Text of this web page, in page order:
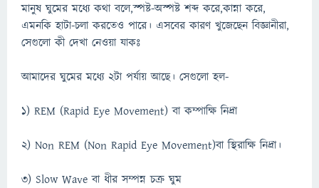
মানুষ ঘুমের মধ্যে কথা বলে,স্পষ্ট-অস্পষ্ট শব্দ করে,কান্না করে,
এমনকি হাটা-চলা করতেও পারে। এসবের কারণ খুজেছেন বিজ্ঞানীরা,
সেগুলো কী দেখা নেওয়া যাকঃ
আমাদের ঘুমের মধ্যে ২টা পর্যায় আছে। সেগুলো হল-
১) REM (Rapid Eye Movement) বা কম্পাক্ষি নিদ্রা
২) Non REM (Non Rapid Eye Movement)বা স্থিরাক্ষি নিদ্রা।
৩) Slow Wave বা ধীর সম্পন্ন চক্র ঘুম